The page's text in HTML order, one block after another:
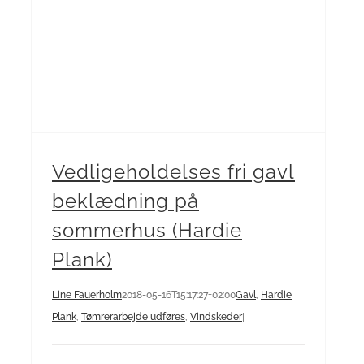
Vedligeholdelses fri gavl
beklædning på
sommerhus (Hardie
Plank)
Line Fauerholm2018-05-16T15:17:27+02:00Gavl, Hardie
Plank, Tømrerarbejde udføres, Vindskeder|